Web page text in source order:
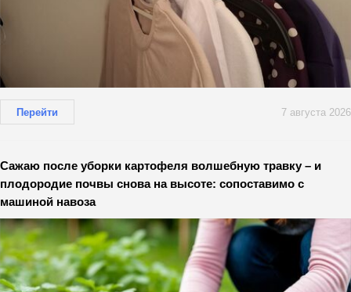
Перейти 7 августа 2026
Сажаю после уборки картофеля волшебную травку – и
плодородие почвы снова на высоте: сопоставимо с
машиной навоза